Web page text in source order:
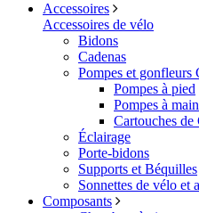
Accessoires
Accessoires de vélo
Bidons
Cadenas
Pompes et gonfleurs
Pompes à pied
Pompes à main
Cartouches de
Éclairage
Porte-bidons
Supports et Béquilles
Sonnettes de vélo et
Composants